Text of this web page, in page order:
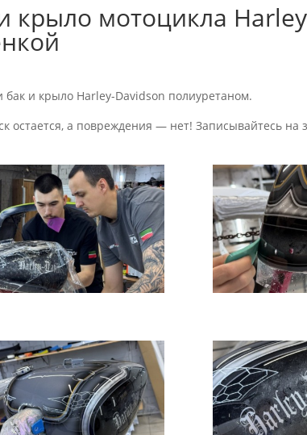
крыло мотоцикла
и крыло Harley-Davidson полиуретаном.
остается, а повреждения — нет! Записывайтесь на